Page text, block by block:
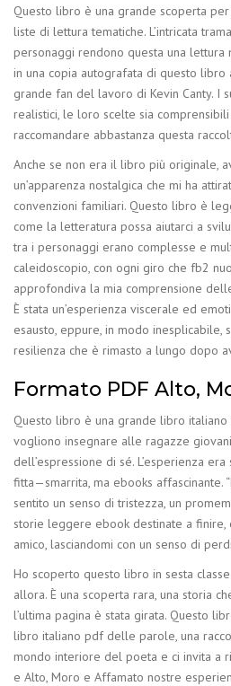
Questo libro è una grande scoperta
liste di lettura tematiche. L’intricata
personaggi rendono questa una lettura
in una copia autografata di questo libro
grande fan del lavoro di Kevin Canty. I
realistici, le loro scelte sia
raccomandare abbastanza questa
Anche se non era il libro più originale,
un’apparenza nostalgica che mi ha
convenzioni familiari. Questo libro è
come la letteratura possa aiutarci a
tra i personaggi erano complesse e
caleidoscopio, con ogni giro che fb2
approfondiva la mia comprensione
È stata un’esperienza viscerale ed
esausto, eppure, in modo inesplicabile,
resilienza che è rimasto a lungo dopo
Formato PDF Alto,
Questo libro è una grande libro
vogliono insegnare alle ragazze
dell’espressione di sé. L’esperienza
fitta—smarrita, ma ebooks affascinante.
sentito un senso di tristezza, un
storie leggere ebook destinate a finire,
amico, lasciandomi con un senso di
Ho scoperto questo libro in sesta
allora. È una scoperta rara, una storia
l’ultima pagina è stata girata. Questo
libro italiano pdf delle parole, una
mondo interiore del poeta e ci invita a
e Alto, Moro e Affamato nostre